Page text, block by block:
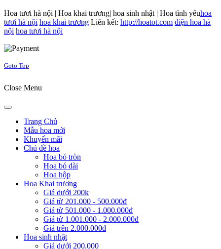
Hoa tươi hà nội | Hoa khai trương| hoa sinh nhật | Hoa tình yêuhoa
tươi hà nội hoa khai trương Liên kết: http://hoatot.com điện hoa hà
nội hoa tươi hà nội
Goto Top
Close Menu
Trang Chủ
Mẫu hoa mới
Khuyến mãi
Chủ đề hoa
Hoa bó tròn
Hoa bó dài
Hoa hộp
Hoa Khai trương
Giá dưới 200k
Giá từ 201.000 - 500.000đ
Giá từ 501.000 - 1.000.000đ
Giá từ 1.001.000 - 2.000.000đ
Giá trên 2.000.000đ
Hoa sinh nhật
Giá dưới 200.000